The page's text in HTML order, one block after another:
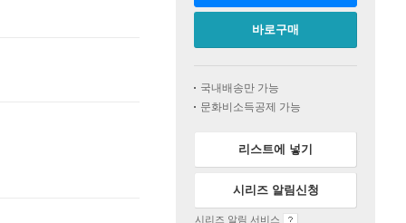
바로구매
국내배송만 가능
문화비소득공제 가능
리스트에 넣기
시리즈 알림신청
시리즈 알림 서비스